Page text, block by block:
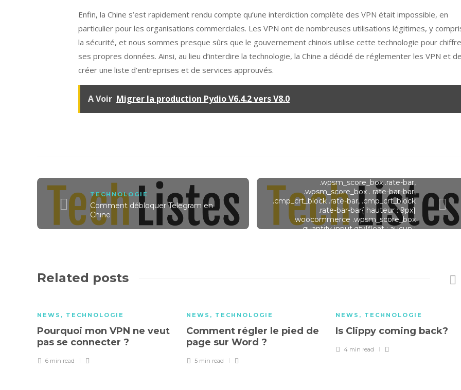
Enfin, la Chine s’est rapidement rendu compte qu’une interdiction complète des VPN était impossible, en
particulier pour les organisations commerciales. Les VPN ont de nombreuses utilisations légitimes, y
la sécurité, et nous sommes presque sûrs que le gouvernement chinois utilise cette technologie pour
ses propres données. Ainsi, au lieu d’interdire la technologie, la Chine a décidé de réglementer les VPN et de
créer une liste d’entreprises et de services approuvés.
A Voir Migrer la production Pydio V6.4.2 vers V8.0
TECHNOLOGIE
Comment débloquer Telegram en
Chine
TECHNOLOGIE
.wpsm_score_box .rate-bar,
.wpsm_score_box . rate-bar-bar,
.cmp_crt_block .rate-bar, .cmp_crt_block
.rate-bar-bar{ hauteur : 9px}
.woocommerce .wpsm_score_box
.quantity input.qty{float : aucun ;
Related posts
NEWS , TECHNOLOGIE
Pourquoi mon VPN ne veut
pas se connecter ?
6 min read
NEWS , TECHNOLOGIE
Comment régler le pied de
page sur Word ?
5 min read
NEWS , TECHNOLOGIE
Is Clippy coming back?
4 min read